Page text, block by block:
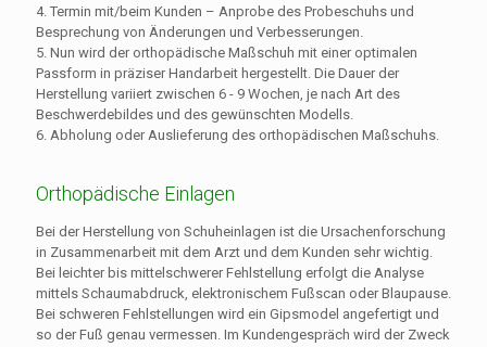
4. Termin mit/beim Kunden – Anprobe des Probeschuhs und
Besprechung von Änderungen und Verbesserungen.
5. Nun wird der orthopädische Maßschuh mit einer optimalen
Passform in präziser Handarbeit hergestellt. Die Dauer der
Herstellung variiert zwischen 6 - 9 Wochen, je nach Art des
Beschwerdebildes und des gewünschten Modells.
6. Abholung oder Auslieferung des orthopädischen Maßschuhs.
Orthopädische Einlagen
Bei der Herstellung von Schuheinlagen ist die Ursachenforschung
in Zusammenarbeit mit dem Arzt und dem Kunden sehr wichtig.
Bei leichter bis mittelschwerer Fehlstellung erfolgt die Analyse
mittels Schaumabdruck, elektronischem Fußscan oder Blaupause.
Bei schweren Fehlstellungen wird ein Gipsmodel angefertigt und
so der Fuß genau vermessen. Im Kundengespräch wird der Zweck